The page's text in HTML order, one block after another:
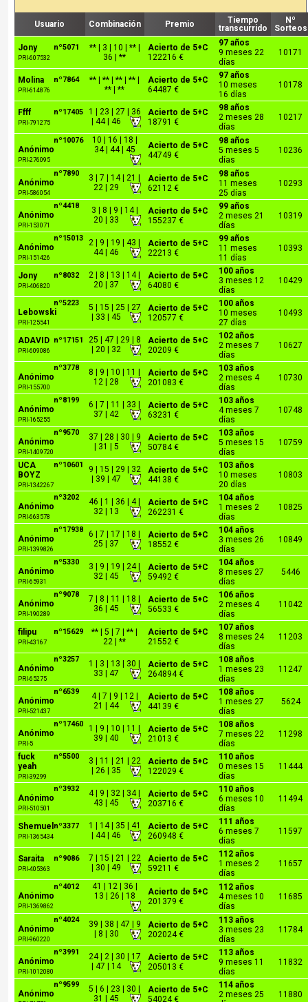
Usuario Combinación Premio
Tiempo
transcurrido
Nº
Sorteos
nº5071
Jony
PRI-607532
** | 3 | 10 | ** |
36 | **
Acierto de 5+C
122216 €
97 años
9 meses 22
días
10171
nº7864
Molina
PRI-614876
** | ** | ** | ** |
** | **
Acierto de 5+C
64487 €
97 años
10 meses
16 días
10178
nº17405
Ffff
PRI-791275
1 | 23 | 27 | 36
| 44 | 46
Acierto de 5+C
18791 €
98 años
2 meses 28
días
10217
nº10076
Anónimo
PRI-276095
10 | 16 | 18 |
34 | 44 | 45
Acierto de 5+C
44749 €
98 años
5 meses 5
días
10236
nº7890
Anónimo
PRI-586054
3 | 7 | 14 | 21 |
22 | 29
Acierto de 5+C
62112 €
98 años
11 meses
25 días
10293
nº4418
Anónimo
PRI-153071
3 | 8 | 9 | 14 |
20 | 33
Acierto de 5+C
155237 €
99 años
2 meses 21
días
10319
nº15013
Anónimo
PRI-151426
2 | 9 | 19 | 43 |
44 | 46
Acierto de 5+C
22213 €
99 años
11 meses
11 días
10393
nº8032
Jony
PRI-406820
2 | 8 | 13 | 14 |
20 | 37
Acierto de 5+C
64080 €
100 años
3 meses 12
días
10429
nº5223
Lebowski
PRI-125541
5 | 15 | 25 | 27
| 33 | 45
Acierto de 5+C
120577 €
100 años
10 meses
27 días
10493
nº17151
ADAVID
PRI-609086
25 | 47 | 29 | 8
| 20 | 32
Acierto de 5+C
20209 €
102 años
2 meses 7
días
10627
nº3778
Anónimo
PRI-155700
8 | 9 | 10 | 11 |
12 | 28
Acierto de 5+C
201083 €
103 años
2 meses 4
días
10730
nº8199
Anónimo
PRI-165255
6 | 7 | 11 | 33 |
37 | 42
Acierto de 5+C
63231 €
103 años
4 meses 7
días
10748
nº9570
Anónimo
PRI-1409720
37 | 28 | 30 | 9
| 31 | 5
Acierto de 5+C
50784 €
103 años
5 meses 15
días
10759
nº10601
UCA
BOYZ
PRI-1342267
9 | 15 | 29 | 32
| 39 | 47
Acierto de 5+C
44138 €
103 años
10 meses
20 días
10803
nº3202
Anónimo
PRI-663578
46 | 1 | 36 | 4 |
32 | 13
Acierto de 5+C
262231 €
104 años
1 meses 2
días
10825
nº17938
Anónimo
PRI-1399826
6 | 7 | 17 | 18 |
25 | 37
Acierto de 5+C
18552 €
104 años
3 meses 26
días
10849
nº5330
Anónimo
PRI-65931
3 | 9 | 19 | 24 |
32 | 45
Acierto de 5+C
59492 €
104 años
8 meses 27
días
5446
nº9078
Anónimo
PRI-190289
7 | 8 | 11 | 18 |
36 | 45
Acierto de 5+C
56533 €
106 años
2 meses 4
días
11042
nº15629
filipu
PRI-43167
** | 5 | 7 | ** |
22 | **
Acierto de 5+C
21552 €
107 años
8 meses 24
días
11203
nº3257
Anónimo
PRI-65275
1 | 3 | 13 | 30 |
33 | 47
Acierto de 5+C
264894 €
108 años
1 meses 23
días
11247
nº6539
Anónimo
PRI-521437
4 | 7 | 9 | 12 |
21 | 44
Acierto de 5+C
44139 €
108 años
1 meses 27
días
5624
nº17460
Anónimo
PRI-5
1 | 9 | 10 | 11 |
39 | 40
Acierto de 5+C
21013 €
108 años
7 meses 22
días
11298
nº5500
fuck
yeah
PRI-39299
3 | 11 | 21 | 22
| 26 | 35
Acierto de 5+C
122029 €
110 años
0 meses 15
días
11444
nº3932
Anónimo
PRI-510501
4 | 9 | 32 | 34 |
43 | 45
Acierto de 5+C
203716 €
110 años
6 meses 10
días
11494
nº3377
Shemuel
PRI-1365434
1 | 14 | 35 | 41
| 44 | 46
Acierto de 5+C
260948 €
111 años
6 meses 7
días
11597
nº9086
Saraita
PRI-405363
7 | 15 | 21 | 22
| 30 | 49
Acierto de 5+C
59211 €
112 años
1 meses 2
días
11657
nº4012
Anónimo
PRI-1369862
41 | 12 | 36 |
13 | 26 | 18
Acierto de 5+C
201379 €
112 años
4 meses 10
días
11685
nº4024
Anónimo
PRI-960220
39 | 38 | 47 | 9
| 8 | 30
Acierto de 5+C
202024 €
113 años
3 meses 23
días
11784
nº3991
Anónimo
PRI-1012080
24 | 2 | 30 | 17
| 47 | 14
Acierto de 5+C
205013 €
113 años
9 meses 11
días
11832
nº9599
Anónimo
5 | 6 | 23 | 30 |
31 | 45
Acierto de 5+C
54024 €
114 años
2 meses 25
11880